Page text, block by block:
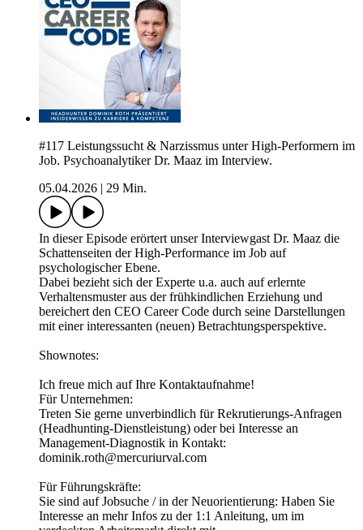
#117 Leistungssucht & Narzissmus unter High-Performern im
Job. Psychoanalytiker Dr. Maaz im Interview.
05.04.2026
29 Min.
In dieser Episode erörtert unser Interviewgast Dr. Maaz die
Schattenseiten der High-Performance im Job auf
psychologischer Ebene.
Dabei bezieht sich der Experte u.a. auch auf erlernte
Verhaltensmuster aus der frühkindlichen Erziehung und
bereichert den CEO Career Code durch seine Darstellungen
mit einer interessanten (neuen) Betrachtungsperspektive.
Shownotes:
Ich freue mich auf Ihre Kontaktaufnahme!
Für Unternehmen:
Treten Sie gerne unverbindlich für Rekrutierungs-Anfragen
(Headhunting-Dienstleistung) oder bei Interesse an
Management-Diagnostik in Kontakt:
dominik.roth@mercuriurval.com
Für Führungskräfte:
Sie sind auf Jobsuche / in der Neuorientierung: Haben Sie
Interesse an mehr Infos zu der 1:1 Anleitung, um im